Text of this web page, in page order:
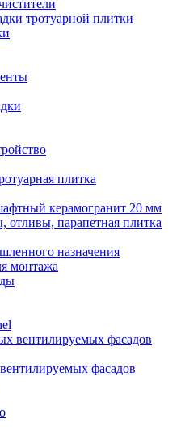
тротуарной плитки
плитка
керамогранит 20 мм
отливы, парапетная плитка
назначения
монтажа
вентилируемых фасадов
фасадов